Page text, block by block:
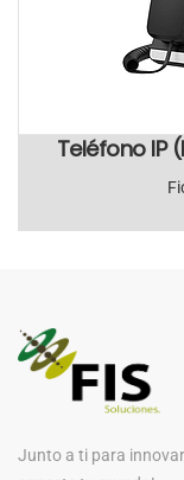
Teléfono IP
Junto a ti para